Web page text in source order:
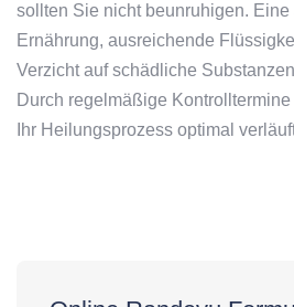
sollten Sie nicht beunruhigen.
Ernährung, ausreichende
Verzicht auf schädliche
Durch regelmäßige
Ihr Heilungsprozess optimal